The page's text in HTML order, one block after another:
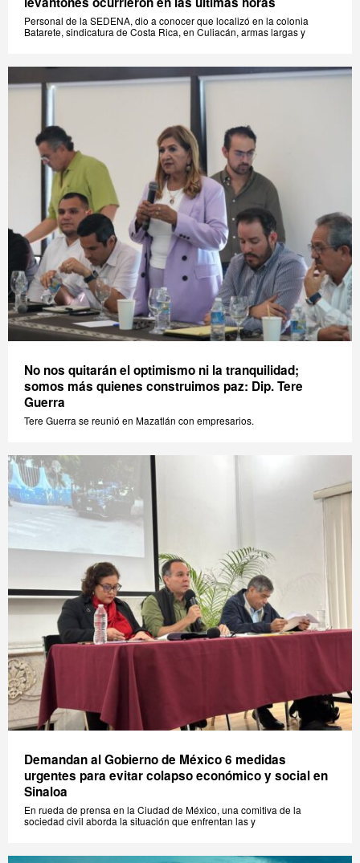
Personal de la SEDENA, dio a conocer que localizó en la colonia
Batarete, sindicatura de Costa Rica, en Culiacán, armas largas y
No nos quitarán el optimismo ni la tranquilidad;
somos más quienes construimos paz: Dip. Tere
Guerra
Tere Guerra se reunió en Mazatlán con empresarios.
Demandan al Gobierno de México 6 medidas
urgentes para evitar colapso económico y social en
Sinaloa
En rueda de prensa en la Ciudad de México, una comitiva de la
sociedad civil aborda la situación que enfrentan las y